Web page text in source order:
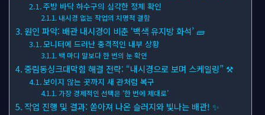
주방 바닥 하수구의 심각한 정체 확인
내시경 없는 작업의 치명적 결함
원인 파악: 배관 내시경이 비춘 ‘백색 유지방 화석’ 🧱
모니터에 드러난 충격적인 내부 상황
백 마디 말보다 한 번의 눈 확인
중림동싱크대막힘 해결 전략: “내시경으로 보며 스케일링” ⚒
보이지 않는 곳까지 새 관처럼 복구
가장 경제적인 선택은 ‘한 번에 제대로’
작업 진행 및 결과: 쏟아져 나온 슬러지와 빛나는 배관! ✨